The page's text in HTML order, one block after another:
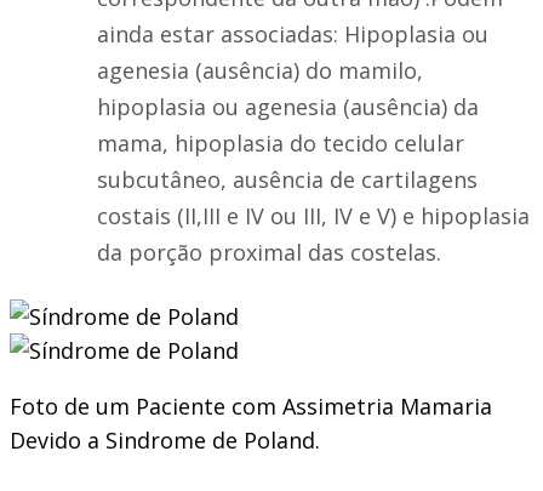
ainda estar associadas: Hipoplasia ou
agenesia (ausência) do mamilo,
hipoplasia ou agenesia (ausência) da
mama, hipoplasia do tecido celular
subcutâneo, ausência de cartilagens
costais (II,III e IV ou III, IV e V) e hipoplasia
da porção proximal das costelas.
Foto de um Paciente com Assimetria Mamaria
Devido a Sindrome de Poland.